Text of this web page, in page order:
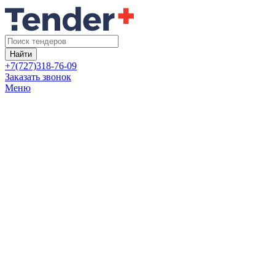
Найти
+7(727)318-76-09
Заказать звонок
Меню